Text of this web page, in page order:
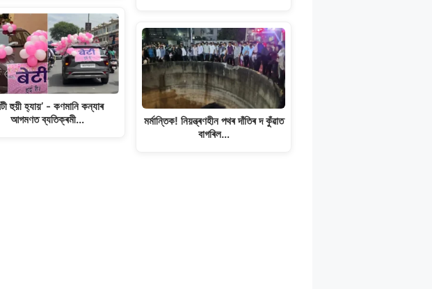
হুয়ী হ্যায়’ - কণমানি কন্যাৰ
আগমণত ব্যতিক্ৰমী…
মৰ্মান্তিক! নিয়ন্ত্ৰণহীন পথৰ দাঁতিৰ দ কুঁৱাত
বাগৰিল…